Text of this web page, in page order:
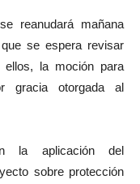
reanudará mañana
se espera revisar
la moción para
gracia otorgada al
la aplicación del
sobre protección